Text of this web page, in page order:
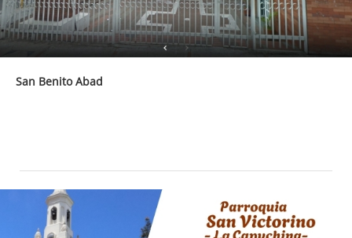
San Benito Abad